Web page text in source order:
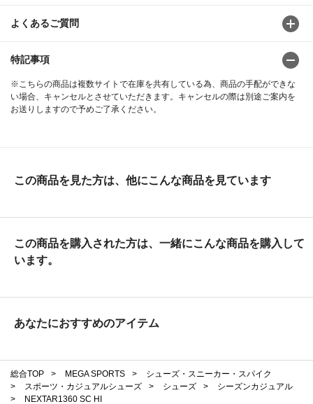
よくあるご質問
特記事項
※こちらの商品は複数サイトで在庫を共有している為、商品の手配ができな
い場合、キャンセルとさせていただきます。キャンセルの際は別途ご案内を
お送りしますので予めご了承ください。
この商品を見た方は、他にこんな商品を見ています
この商品を購入された方は、一緒にこんな商品を購入して
います。
あなたにおすすめのアイテム
総合TOP > MEGA SPORTS >
シューズ・スニーカー・スパイク
>
スポーツ・カジュアルシューズ > シューズ >
シーズンカジュアル
>
NEXTAR1360 SC HI